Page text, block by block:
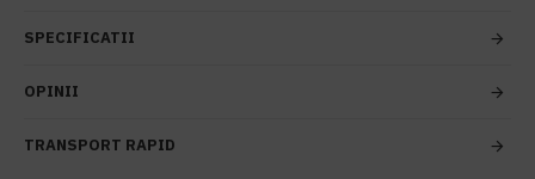
SPECIFICATII
OPINII
TRANSPORT RAPID